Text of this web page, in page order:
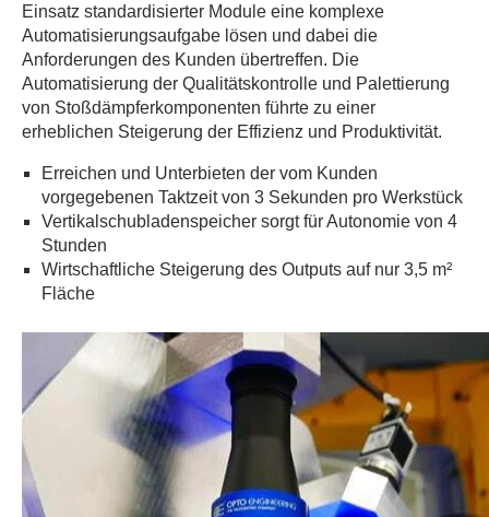
Einsatz standardisierter Module eine komplexe
Automatisierungsaufgabe lösen und dabei die
Anforderungen des Kunden übertreffen. Die
Automatisierung der Qualitätskontrolle und Palettierung
von Stoßdämpferkomponenten führte zu einer
erheblichen Steigerung der Effizienz und Produktivität.
Erreichen und Unterbieten der vom Kunden
vorgegebenen Taktzeit von 3 Sekunden pro Werkstück
Vertikalschubladenspeicher sorgt für Autonomie von 4
Stunden
Wirtschaftliche Steigerung des Outputs auf nur 3,5 m²
Fläche